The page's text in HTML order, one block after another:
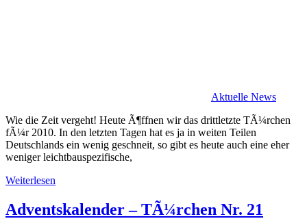
Aktuelle News
Wie die Zeit vergeht! Heute Ã¶ffnen wir das drittletzte TÃ¼rchen
fÃ¼r 2010. In den letzten Tagen hat es ja in weiten Teilen
Deutschlands ein wenig geschneit, so gibt es heute auch eine eher
weniger leichtbauspezifische,
Weiterlesen
Adventskalender – TÃ¼rchen Nr. 21